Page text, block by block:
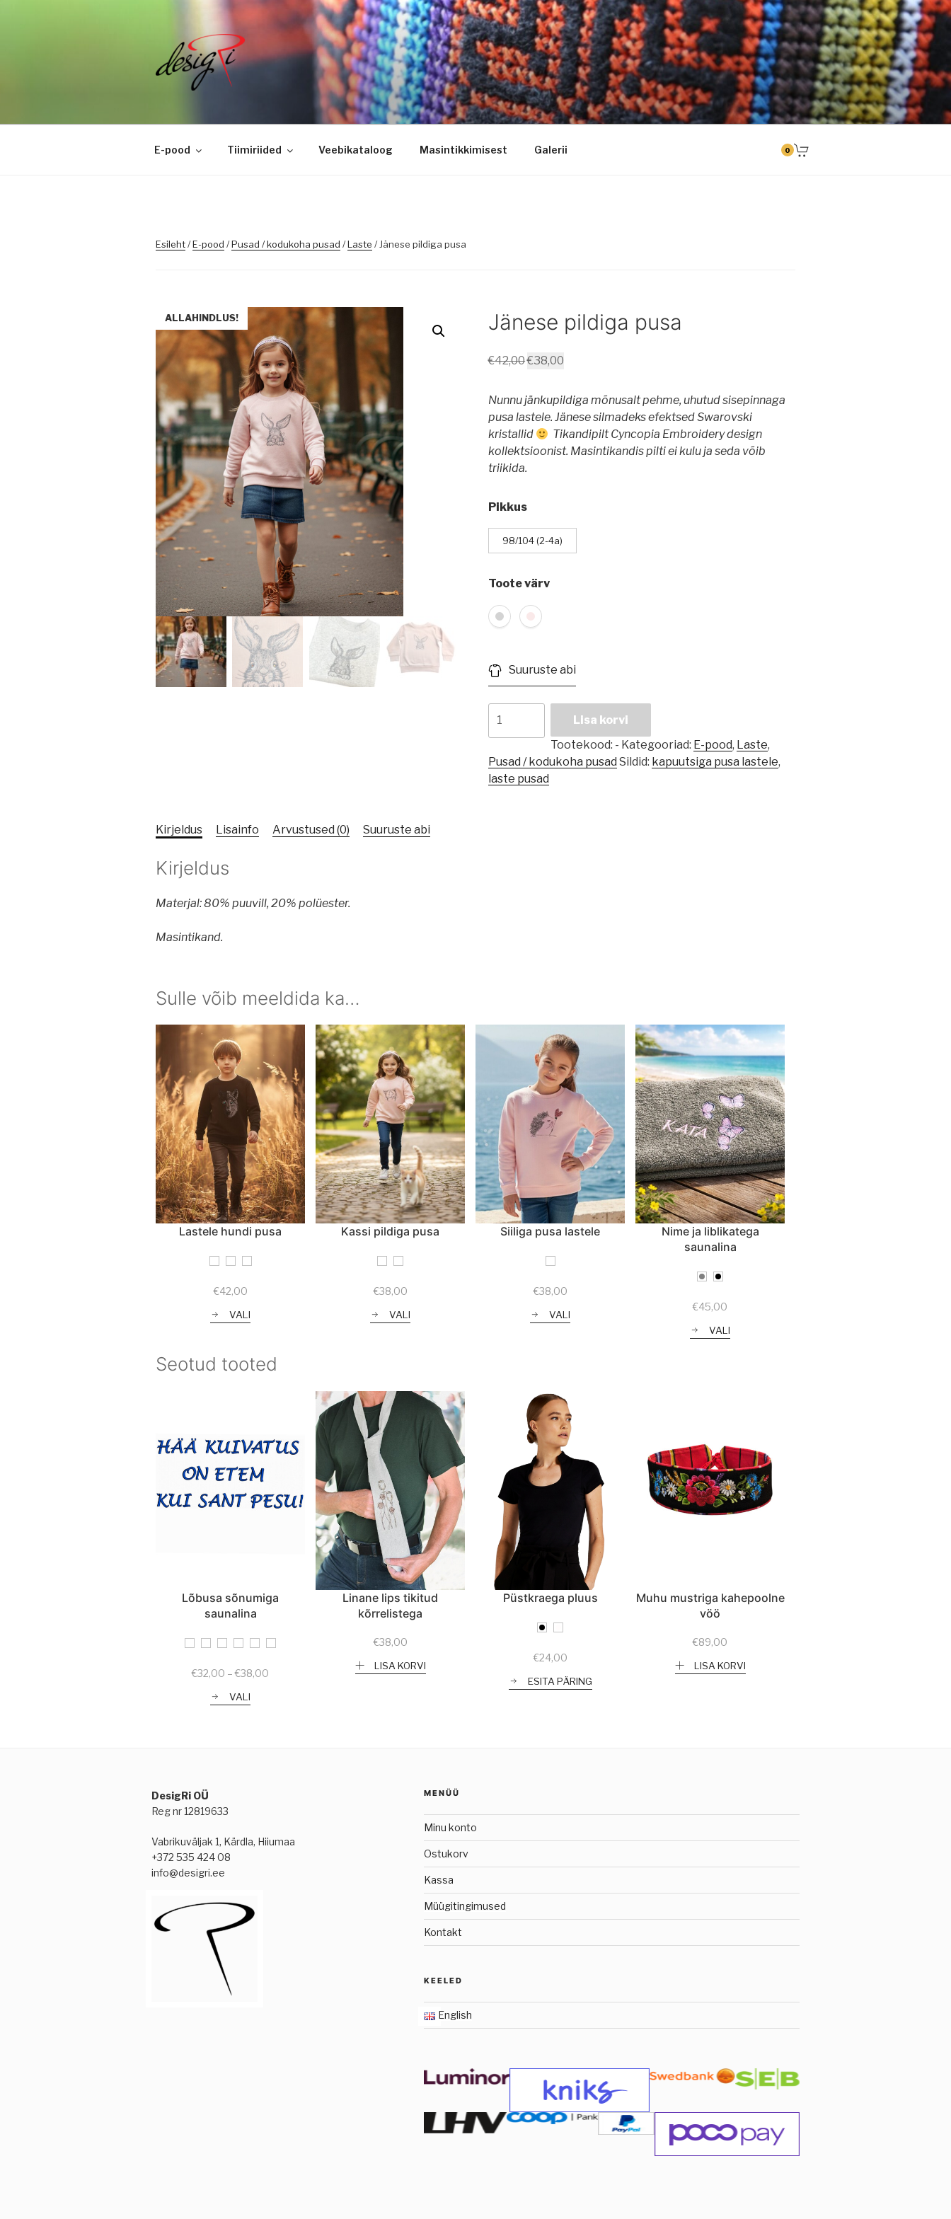
Masintikkimine, tiimiriided, logo riietele tikkimine, kodukoha pusad, personaliseeritud kingitused
E-pood Tiimiriided Veebikataloog Masintikkimisest Galerii 0
Esileht/E-pood /Pusad / kodukoha pusad /Laste / Jänese pildiga pusa
ALLAHINDLUS! Jänese pildiga pusa
€42,00Algne
oli:
€42,00.
€38,00
is:
€38,00.
Nunnu jänkupildiga mõnusalt pehme, uhutud sisepinnaga
pusa lastele. Jänese silmadeks efektsed Swarovski
kristallid
Tikandipilt Cyncopia Embroidery design
kollektsioonist. Masintikandis pilti ei kulu ja seda võib
triikida.
Pikkus
98/104 (2-4a)
Toote värv
Suuruste abi
pildiga
kogus
Lisa korvi
Tootekood: - Kategooriad: E-pood, Laste,
Pusad / kodukoha pusad Sildid: kapuutsiga pusa lastele,
laste pusad
Kirjeldus Lisainfo Arvustused (0) Suuruste abi
Kirjeldus
Materjal: 80% puuvill, 20% polüester.
Masintikand.
Sulle võib meeldida ka…
Lastele hundi pusa
€42,00
VALI
Kassi pildiga pusa
€38,00
VALI
Siiliga pusa lastele
€38,00
VALI
Nime ja liblikatega
saunalina
€45,00
VALI
Seotud tooted
Lõbusa sõnumiga
saunalina
€32,00 – €38,00
VALI
Linane lips tikitud
kõrrelistega
€38,00
LISA KORVI
Püstkraega pluus
€24,00
ESITA PÄRING
Muhu mustriga kahepoolne
vöö
€89,00
LISA KORVI
DesigRi OÜ
Reg nr 12819633
Vabrikuväljak 1, Kärdla, Hiiumaa
+372 535 424 08
info@desigri.ee
MENÜÜ
Minu konto
Ostukorv
Kassa
Müügitingimused
Kontakt
KEELED
English